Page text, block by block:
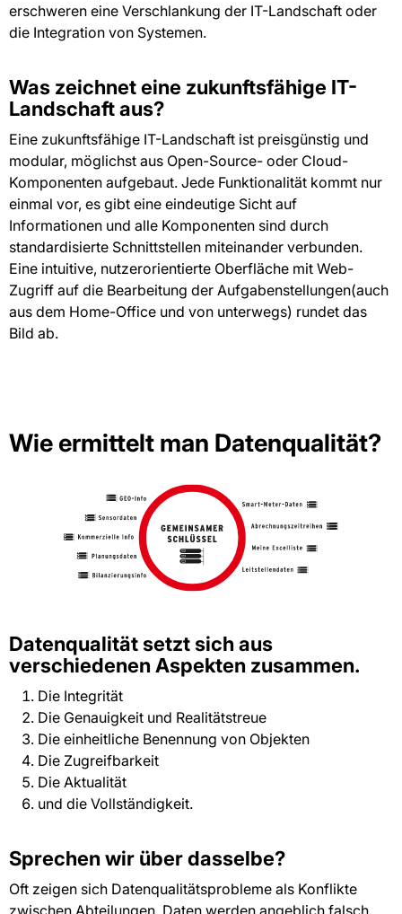
erschweren eine Verschlankung der IT-Landschaft oder
die Integration von Systemen.
Was zeichnet eine zukunftsfähige IT-
Landschaft aus?
Eine zukunftsfähige IT-Landschaft ist preisgünstig und
modular, möglichst aus Open-Source- oder Cloud-
Komponenten aufgebaut. Jede Funktionalität kommt nur
einmal vor, es gibt eine eindeutige Sicht auf
Informationen und alle Komponenten sind durch
standardisierte Schnittstellen miteinander verbunden.
Eine intuitive, nutzerorientierte Oberfläche mit Web-
Zugriff auf die Bearbeitung der Aufgabenstellungen(auch
aus dem Home-Office und von unterwegs) rundet das
Bild ab.
Wie ermittelt man Datenqualität?
Datenqualität setzt sich aus
verschiedenen Aspekten zusammen.
Die Integrität
Die Genauigkeit und Realitätstreue
Die einheitliche Benennung von Objekten
Die Zugreifbarkeit
Die Aktualität
und die Vollständigkeit.
Sprechen wir über dasselbe?
Oft zeigen sich Datenqualitätsprobleme als Konflikte
zwischen Abteilungen. Daten werden angeblich falsch,